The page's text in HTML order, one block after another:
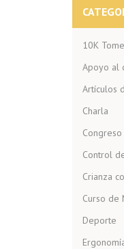
10K
Apoyo al
Artículos
Charla
Congreso
Control
Crianza
Curso de
Deporte